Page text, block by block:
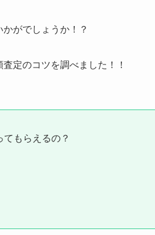
がでしょうか！？
定のコツを調べました！！
もらえるの？